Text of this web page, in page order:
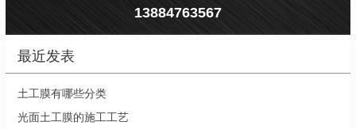
13884763567
最近发表
土工膜有哪些分类
光面土工膜的施工工艺